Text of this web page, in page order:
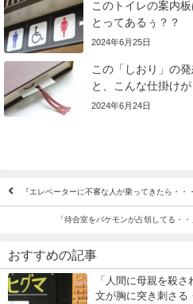
このトイレの案内
とってあるぅ？？
2024年6月25日
この「しおり」の
と、こんな仕掛けが
2024年6月24日
『エレベーターに不審な人が乗ってきたら・・
「待合室をバケモンが占領してる・
おすすめの記事
「人間に母親を殺
文が胸に突き刺さる